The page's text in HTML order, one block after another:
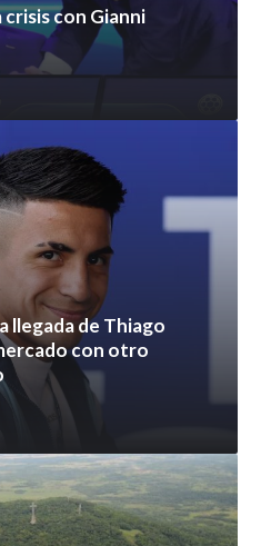
con Gianni
llegada de Thiago
con otro